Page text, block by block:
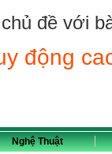
đề với
động
Nghệ Thuật